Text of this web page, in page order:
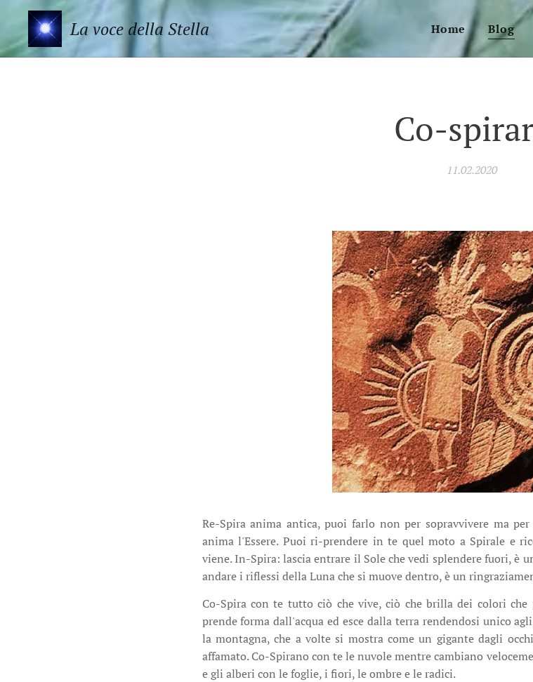
La voce della Stella Home Blog
Co-
11.02.2020
Re-Spira anima antica, puoi farlo non per sopravvivere ma
anima l'Essere. Puoi ri-prendere in te quel moto a Spirale e
viene. In-Spira: lascia entrare il Sole che vedi splendere fuori, è
andare i riflessi della Luna che si muove dentro, è un
Co-Spira con te tutto ciò che vive, ciò che brilla dei colori
prende forma dall'acqua ed esce dalla terra rendendosi unico
la montagna, che a volte si mostra come un gigante dagli
affamato. Co-Spirano con te le nuvole mentre cambiano
e gli alberi con le foglie, i fiori, le ombre e le radici.